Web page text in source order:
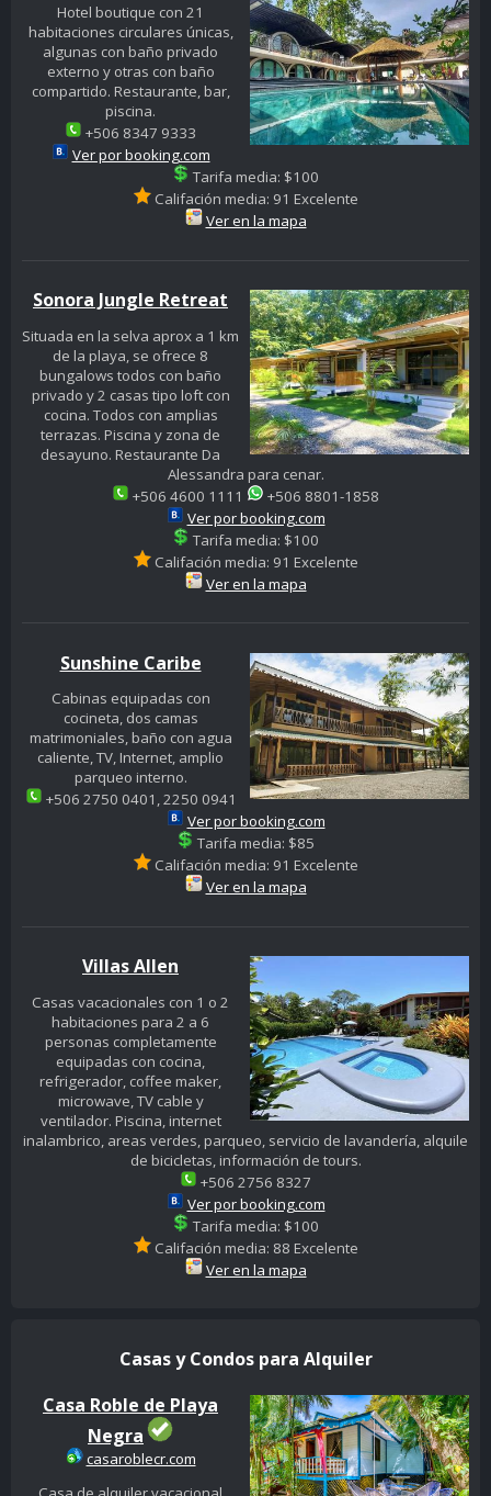
Hotel boutique con 21
habitaciones circulares únicas,
algunas con baño privado
externo y otras con baño
compartido. Restaurante, bar,
piscina.
+506 8347 9333
Ver por booking.com
Tarifa media: $100
Califación media: 91 Excelente
Ver en la mapa
Sonora Jungle Retreat
Situada en la selva aprox a 1 km
de la playa, se ofrece 8
bungalows todos con baño
privado y 2 casas tipo loft con
cocina. Todos con amplias
terrazas. Piscina y zona de
desayuno. Restaurante Da
Alessandra para cenar.
+506 4600 1111
+506 8801-1858
Ver por booking.com
Tarifa media: $100
Califación media: 91 Excelente
Ver en la mapa
Sunshine Caribe
Cabinas equipadas con
cocineta, dos camas
matrimoniales, baño con agua
caliente, TV, Internet, amplio
parqueo interno.
+506 2750 0401, 2250 0941
Ver por booking.com
Tarifa media: $85
Califación media: 91 Excelente
Ver en la mapa
Villas Allen
Casas vacacionales con 1 o 2
habitaciones para 2 a 6
personas completamente
equipadas con cocina,
refrigerador, coffee maker,
microwave, TV cable y
ventilador. Piscina, internet
inalambrico, areas verdes, parqueo, servicio de lavandería, alquile
de bicicletas, información de tours.
+506 2756 8327
Ver por booking.com
Tarifa media: $100
Califación media: 88 Excelente
Ver en la mapa
Casas y Condos para Alquiler
Casa Roble de Playa
Negra
casaroblecr.com